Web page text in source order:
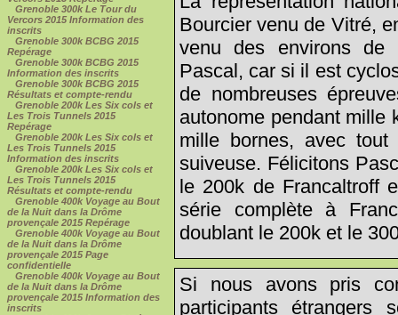
Grenoble 300k Le Tour du
Vercors 2015 Information des
inscrits
Grenoble 300k BCBG 2015
Repérage
Grenoble 300k BCBG 2015
Information des inscrits
Grenoble 300k BCBG 2015
Résultats et compte-rendu
Grenoble 200k Les Six cols et
Les Trois Tunnels 2015
Repérage
Grenoble 200k Les Six cols et
Les Trois Tunnels 2015
Information des inscrits
Grenoble 200k Les Six cols et
Les Trois Tunnels 2015
Résultats et compte-rendu
Grenoble 400k Voyage au Bout
de la Nuit dans la Drôme
provençale 2015 Repérage
Grenoble 400k Voyage au Bout
de la Nuit dans la Drôme
provençale 2015 Page
confidentielle
Grenoble 400k Voyage au Bout
de la Nuit dans la Drôme
provençale 2015 Information des
inscrits
Bourcier venu de Vitré,
venu des environs de
Pascal, car si il est
de nombreuses
autonome pendant mille
mille bornes, avec
suiveuse. Félicitons
le 200k de Francaltroff
série complète à
doublant le 200k et le
Si nous avons pris
participants étrangers